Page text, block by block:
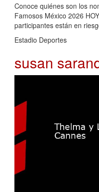
Conoce quiénes son los
Famosos México 2026
participantes están en
Estadio Deportes
susan